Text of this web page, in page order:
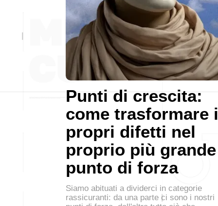
Punti di crescita:
come trasformare i
propri difetti nel
proprio più grande
punto di forza
Siamo abituati a dividerci in categorie
rassicuranti: da una parte ci sono i nostri